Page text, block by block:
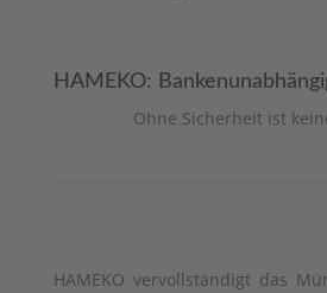
HAMEKO:
Ohne Sicherheit ist
HAMEKO vervollständigt das